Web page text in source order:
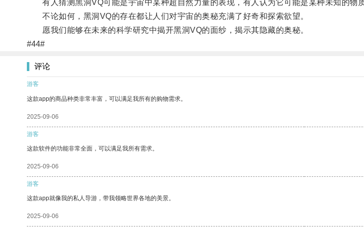
有人猜测黑洞VQ可能是宇宙中某种超自然力量的表现，有人认为它可能是某种未知的物质
不论如何，黑洞VQ的存在都让人们对宇宙的奥秘充满了好奇和探索欲望。
愿我们能够在未来的科学研究中揭开黑洞VQ的面纱，揭示其隐藏的奥秘。
#44#
评论
游客
这款app的商品种类非常丰富，可以满足我所有的购物需求。
2025-09-06
游客
这款软件的功能非常全面，可以满足我所有需求。
2025-09-06
游客
这款app就像我的私人导游，带我领略世界各地的美景。
2025-09-06